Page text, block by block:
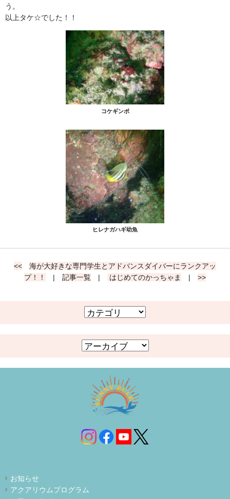
う。
以上タケ☆でした！！
コケギンポ
ヒレナガハギ幼魚
<<
海が大好きな専門学生とアドバンスダイバーにランクアッ
プ！！
| 記事一覧 | はじめてのかっちゃま | >>
お知らせ
アクアリウムプログラム